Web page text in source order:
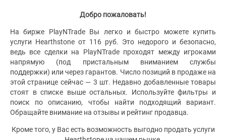
Добро пожаловать!
На бирже PlayNTrade Вы легко и быстро можете купить
услуги Hearthstone от 116 руб. Это недорого и безопасно,
ведь все сделки на PlayNTrade проходят между игроками
напрямую (под пристальным вниманием службы
поддержки) или через гарантов. Число позиций в продаже на
этой странице сейчас — 3 шт. Недавно добавленные товары
стоят в списке выше остальных. Используйте фильтры и
поиск по описанию, чтобы найти подходящий вариант.
Обращайте внимание на отзывы и рейтинг продавца.
Кроме того, у Вас есть возможность выгодно продать услуги